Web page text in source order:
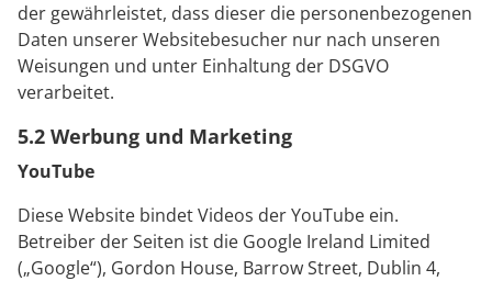
der gewährleistet, dass dieser die personenbezogenen
Daten unserer Websitebesucher nur nach unseren
Weisungen und unter Einhaltung der DSGVO
verarbeitet.
5.2 Werbung und Marketing
YouTube
Diese Website bindet Videos der YouTube ein.
Betreiber der Seiten ist die Google Ireland Limited
(„Google“), Gordon House, Barrow Street, Dublin 4,